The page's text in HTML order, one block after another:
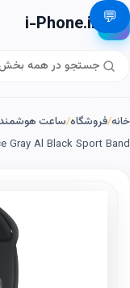
📱
i-Phone.ir
خانه/فروشگاه/ساعت هوشمند
Gray Al Black Sport Band
💬